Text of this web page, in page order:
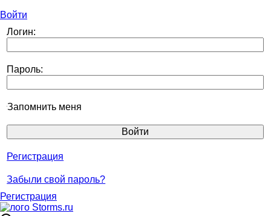
Войти
Логин:
Пароль:
Запомнить меня
Регистрация
Забыли свой пароль?
Регистрация